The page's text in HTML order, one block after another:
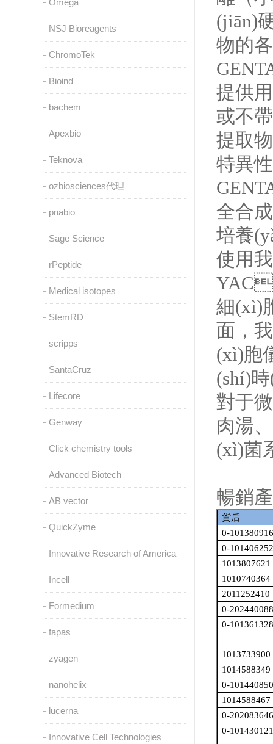
Omega
NSJ Bioreagents
ChromoTek
Bioind
bachem
Apexbio
Teknova
ozbiosciences代理
pnabio
Sage Science
rPeptide
Medical isotopes
StemRD
scripps
SantaCruz
Lifecore
Genway
Click chemistry tools
Advanced Biotech
AB vector
QuickZyme
Innovative Research of America
Incell
Formedium
fapas
zyagen
nanohelix
lucerna
Innovative Cell Technologies
(jiān)
物的
提供
或不
提取
特異
全合成
培養
使用
細(xì)
面，
(xì)胞
(shí)
對于
肉湯
(xì)菌
暢銷
貨后
0-
0-
1013807621
1010740364
2011252410
0-
0-
1013733900
1014588349
0-
1014588467
0-
0-